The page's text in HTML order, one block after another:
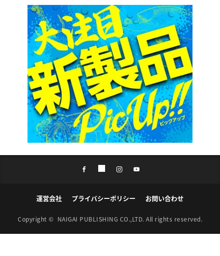
運営会社 プライバシーポリシー お問い合わせ
Copyright © NAIGAI PUBLISHING CO.,LTD. All rights reserved.